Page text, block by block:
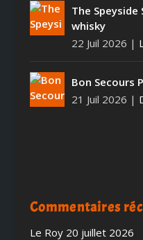
The
whisky
22 Juil 2026 |
Bon Secours
21 Juil 2026 |
Commentaires
Le Roy 20 juillet 2026